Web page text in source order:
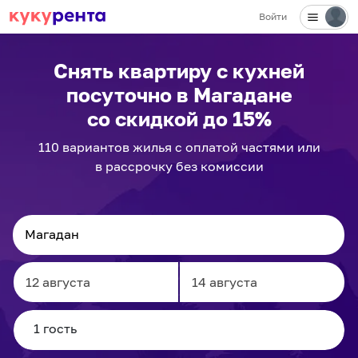
Войти
Снять квартиру с кухней
посуточно в Магадане
со скидкой до 15%
110 вариантовжилья с оплатой частями или
в рассрочку без комиссии
Navigate
forward
to
Navigate
to
✕